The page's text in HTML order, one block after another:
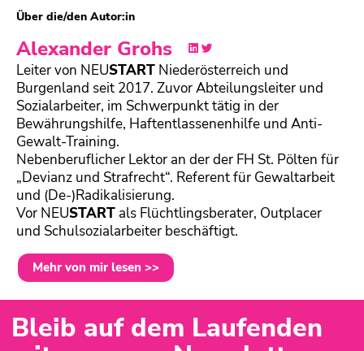
Über die/den Autor:in
Alexander Grohs
Leiter von NEUSTART Niederösterreich und
Burgenland seit 2017. Zuvor Abteilungsleiter und
Sozialarbeiter, im Schwerpunkt tätig in der
Bewährungshilfe, Haftentlassenenhilfe und Anti-
Gewalt-Training.
Nebenberuflicher Lektor an der der FH St. Pölten für
„Devianz und Strafrecht“. Referent für Gewaltarbeit
und (De-)Radikalisierung.
Vor NEUSTART als Flüchtlingsberater, Outplacer
und Schulsozialarbeiter beschäftigt.
Mehr von mir lesen >>
Bleib auf dem Laufenden